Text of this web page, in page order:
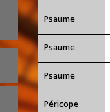
Psaume
Psaume
Psaume
Péricope